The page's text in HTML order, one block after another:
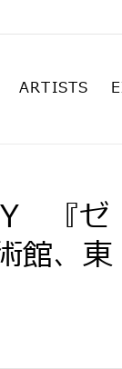
ARTISTS
『ゼ
館、東